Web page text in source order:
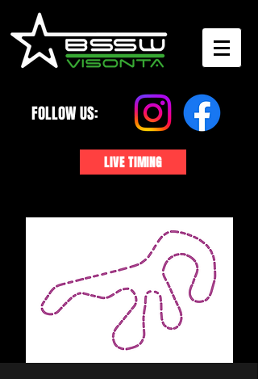
FOLLOW US:
LIVE TIMING